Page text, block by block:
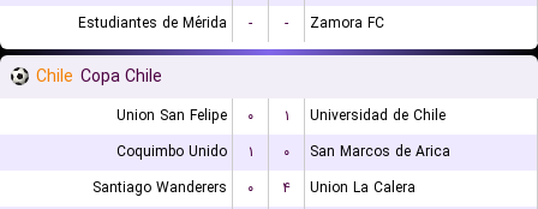
Estudiantes de Mérida
- - Zamora FC
Chile Copa Chile
Union San Felipe ۰ ۱
Universidad de Chile
Coquimbo Unido
۱ ۰
San Marcos de Arica
Santiago Wanderers
۰ ۴
Union La Calera